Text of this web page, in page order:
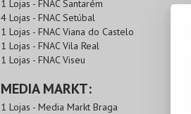
1 Lojas - FNAC Santarém
4 Lojas - FNAC Setúbal
1 Lojas - FNAC Viana do Castelo
1 Lojas - FNAC Vila Real
1 Lojas - FNAC Viseu
MEDIA MARKT:
1 Lojas - Media Markt Braga